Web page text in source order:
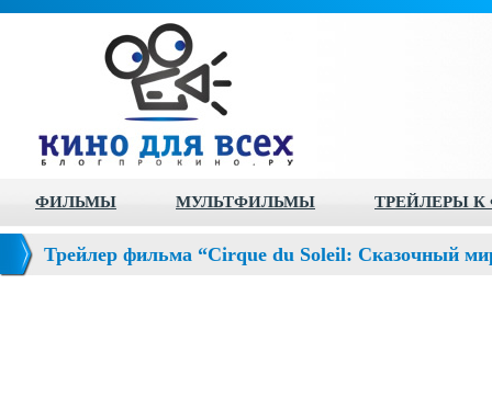
ФИЛЬМЫ МУЛЬТФИЛЬМЫ ТРЕЙЛЕРЫ
Трейлер фильма “Cirque du Soleil: Сказочный